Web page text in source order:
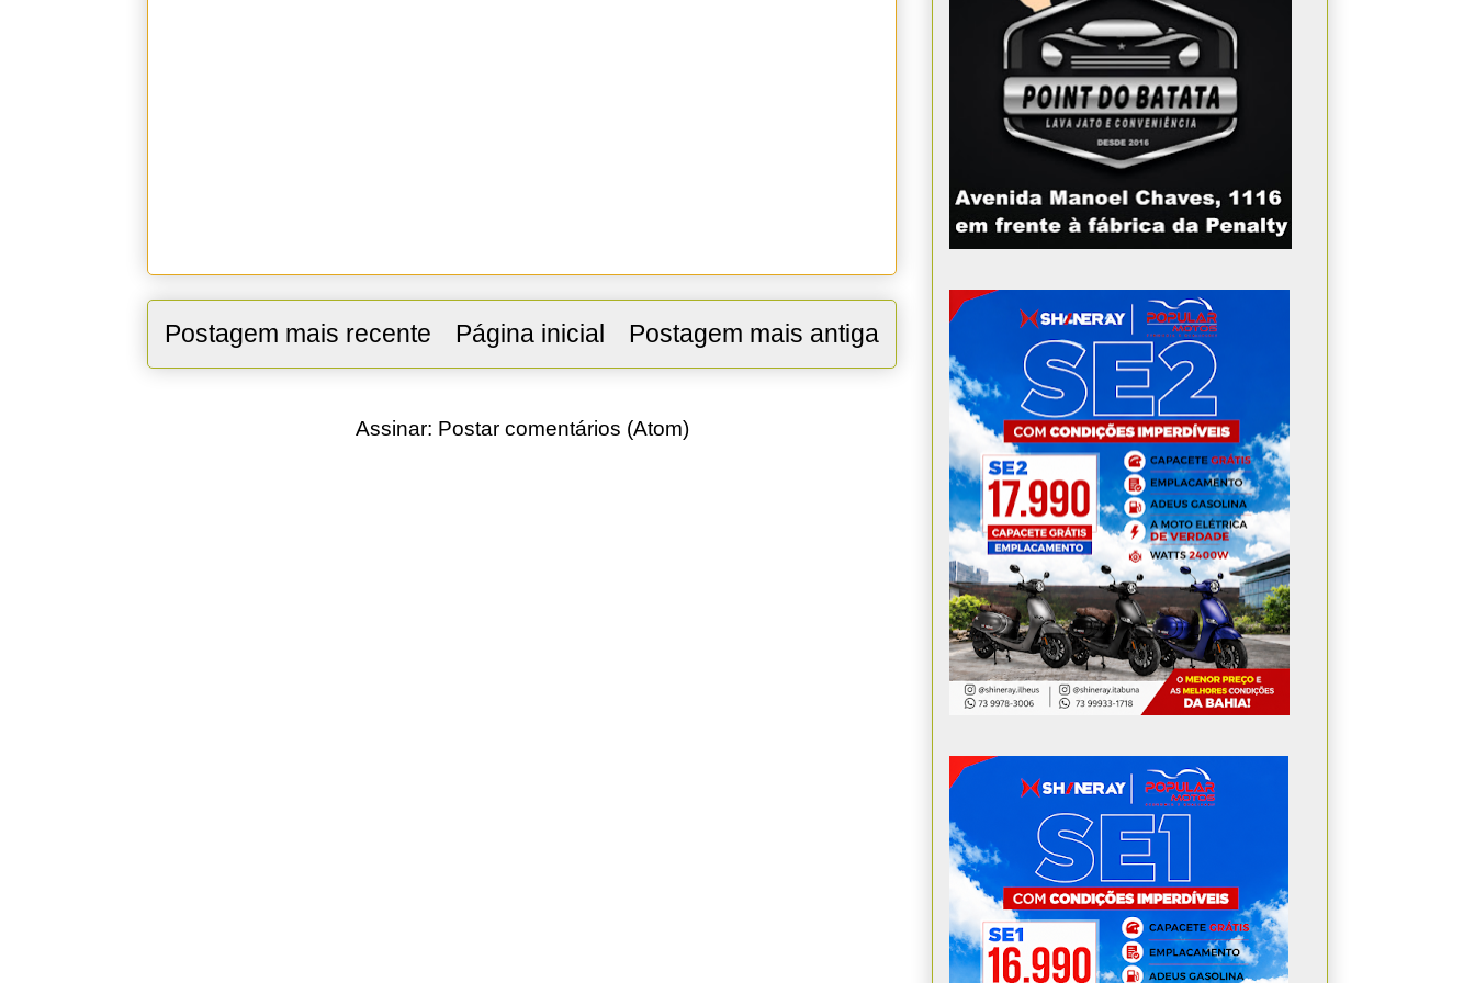
Postagem mais recente Postagem mais antiga
Página inicial
Assinar: Postar comentários (Atom)